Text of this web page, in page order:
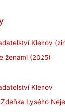
Klenov
ženami (2025)
Klenov
Lysého